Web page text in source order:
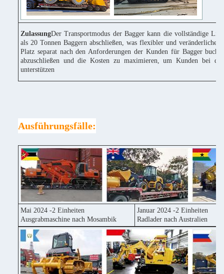
ZulassungDer Transportmodus der Bagger kann die vollständige
als 20 Tonnen Baggern abschließen, was flexibler und veränderlicher
Platz separat nach den Anforderungen der Kunden für Bagger
abzuschließen und die Kosten zu maximieren, um Kunden bei
unterstützen
Ausführungsfälle:
Mai 2024 -2 Einheiten
Ausgrabmaschine nach Mosambik
Januar 2024 -2 Einheiten
Radlader nach Australien